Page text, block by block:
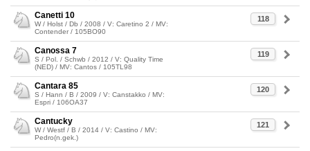
118
Canetti 10
W / Holst / Db / 2008 / V: Caretino 2 / MV:
Contender / 105BO90
119
Canossa 7
S / Pol. / Schwb / 2012 / V: Quality Time
(NED) / MV: Cantos / 105TL98
120
Cantara 85
S / Hann / B / 2009 / V: Canstakko / MV:
Espri / 106OA37
121
Cantucky
W / Westf / B / 2014 / V: Castino / MV:
Pedro(n.gek.)